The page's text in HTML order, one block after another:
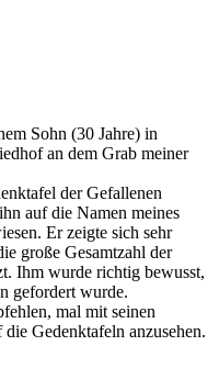
Sohn (30 Jahre) in
an dem Grab meiner
der Gefallenen
auf die Namen meines
Er zeigte sich sehr
große Gesamtzahl der
Ihm wurde richtig bewusst,
gefordert wurde.
mal mit seinen
Gedenktafeln anzusehen.